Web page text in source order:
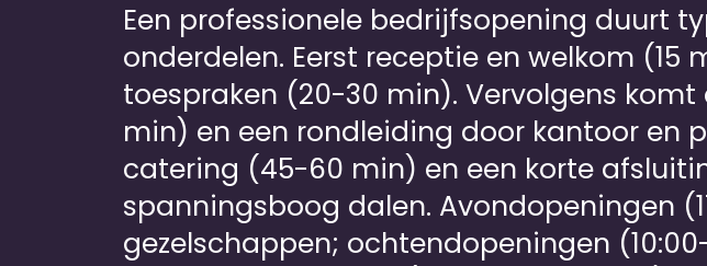
Een professionele bedrijfsopening duurt
onderdelen. Eerst receptie en welkom
toespraken (20-30 min). Vervolgens
min) en een rondleiding door kantoor en
catering (45-60 min) en een korte
spanningsboog dalen. Avondopeningen
gezelschappen; ochtendopeningen